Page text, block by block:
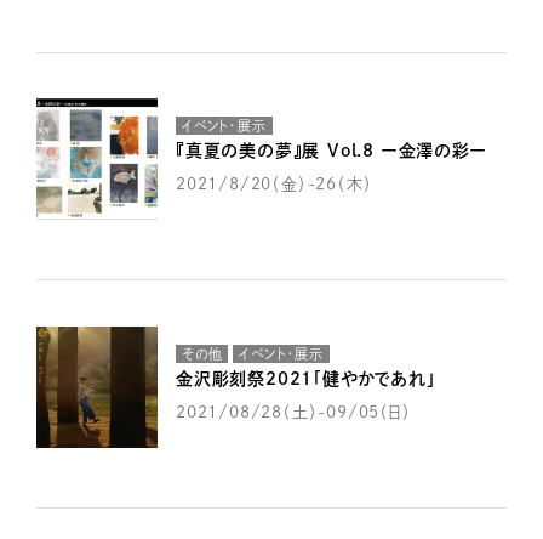
イベント・展示
『真夏の美の夢』展 Vol.8 ー金澤の彩ー
2021/8/20（金）-26（木）
その他 イベント・展示
金沢彫刻祭2021「健やかであれ」
2021/08/28（土）-09/05（日）